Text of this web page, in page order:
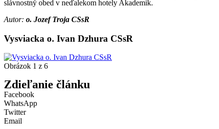
slávnostný obed v neďalekom hotely Akademik.
Autor: o. Jozef Troja CSsR
Vysviacka o. Ivan Dzhura CSsR
Obrázok 1 z 6
Zdieľanie článku
Facebook
WhatsApp
Twitter
Email